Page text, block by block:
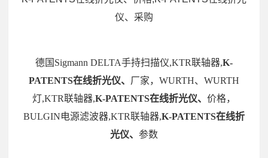
仪、采购
德国Sigmann DELTA手持扫描仪,KTR联轴器,K-
PATENTS在线折光仪、 厂家，WURTH、WURTH
灯,KTR联轴器,K-PATENTS在线折光仪、 价格，
BULGIN电源滤波器,KTR联轴器,K-PATENTS在线折
光仪、 参数